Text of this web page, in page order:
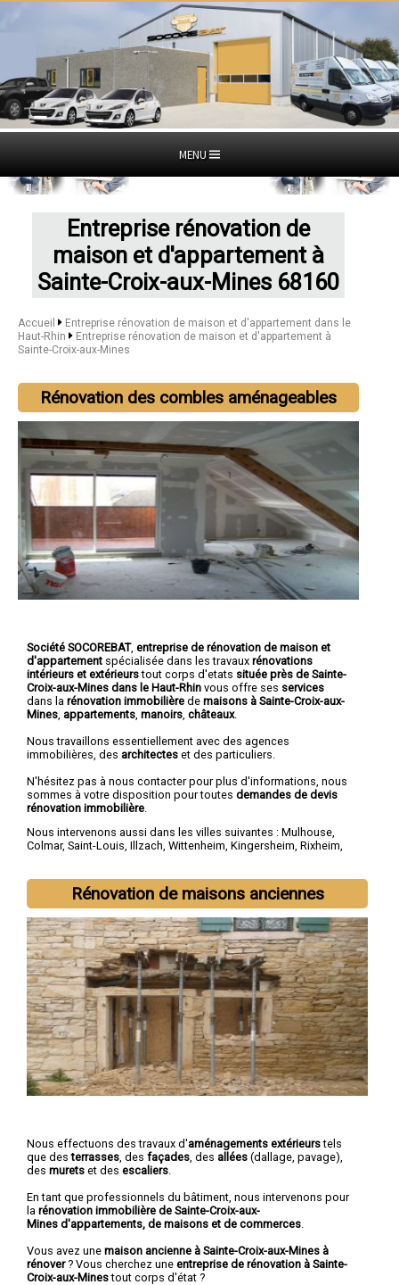
MENU
Entreprise rénovation de
maison et d'appartement à
Sainte-Croix-aux-Mines 68160
Accueil
Entreprise rénovation de maison et d'appartement dans le
Haut-Rhin
Entreprise rénovation de maison et d'appartement à
Sainte-Croix-aux-Mines
Rénovation des combles aménageables
Société SOCOREBAT, entreprise de rénovation de maison et
d'appartement spécialisée dans les travaux rénovations
intérieurs et extérieurstout corps d'etats située près de Sainte-
Croix-aux-Mines dans le Haut-Rhin vous offre ses services
dans la rénovation immobilière de maisons à Sainte-Croix-aux-
Mines appartements manoirs châteaux.
Nous travaillons essentiellement avec des agences
immobilières, des architectes et des particuliers.
N'hésitez pas à nous contacter pour plus d'informations, nous
sommes à votre disposition pour toutes demandes de devis
rénovation immobilière
Nous intervenons aussi dans les villes suivantes : Mulhouse,
Colmar, Saint-Louis, Illzach, Wittenheim, Kingersheim, Rixheim,
Rénovation de maisons anciennes
Nous effectuons des travaux d'aménagements extérieurstels
que desterrasses , des façades , des allées (dallage, pavage),
des murets et des escaliers
En tant que professionnels du bâtiment, nous intervenons pour
la rénovation immobilière de Sainte-Croix-aux-
Mines d'appartements, de maisons et de commerces
Vous avez une maison ancienne à Sainte-Croix-aux-Mines à
rénover? Vous cherchez une entreprise de rénovation à Sainte-
Croix-aux-Minestout corps d'état ?